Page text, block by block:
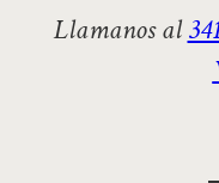
Llamanos al